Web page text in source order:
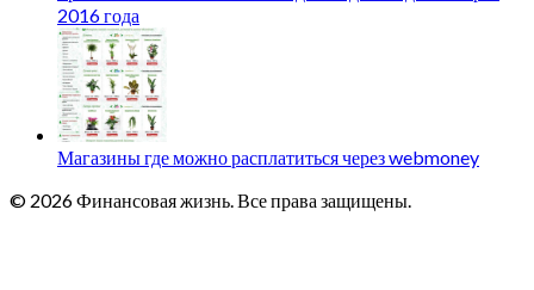
2016 года
Магазины где можно расплатиться через webmoney
© 2026 Финансовая жизнь. Все права защищены.